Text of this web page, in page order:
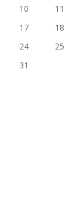
10
11
17
18
24
25
31